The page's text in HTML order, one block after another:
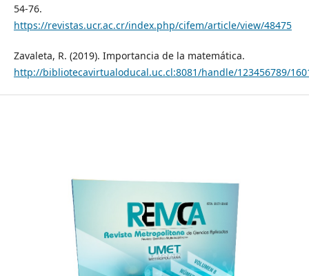
54-76.
https://revistas.ucr.ac.cr/index.php/cifem/article/view/48475
Zavaleta, R. (2019). Importancia de la matemática.
http://bibliotecavirtualoducal.uc.cl:8081/handle/123456789/